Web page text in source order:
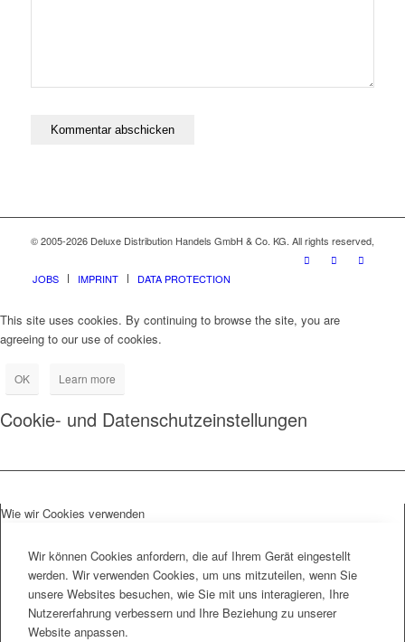
© 2005-2026 Deluxe Distribution Handels GmbH & Co. KG. All rights reserved,
JOBS IMPRINT DATA PROTECTION
This site uses cookies. By continuing to browse the site, you are
agreeing to our use of cookies.
OK Learn more
Cookie- und Datenschutzeinstellungen
Wie wir Cookies verwenden
Wir können Cookies anfordern, die auf Ihrem Gerät eingestellt
werden. Wir verwenden Cookies, um uns mitzuteilen, wenn Sie
unsere Websites besuchen, wie Sie mit uns interagieren, Ihre
Nutzererfahrung verbessern und Ihre Beziehung zu unserer
Website anpassen.